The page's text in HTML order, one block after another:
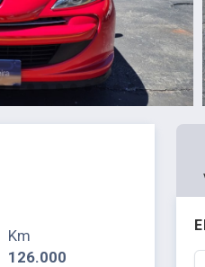
Km
126.000